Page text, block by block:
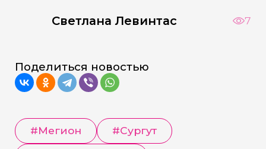
Светлана Левинтас 7
Поделиться новостью
#Мегион #Сургут